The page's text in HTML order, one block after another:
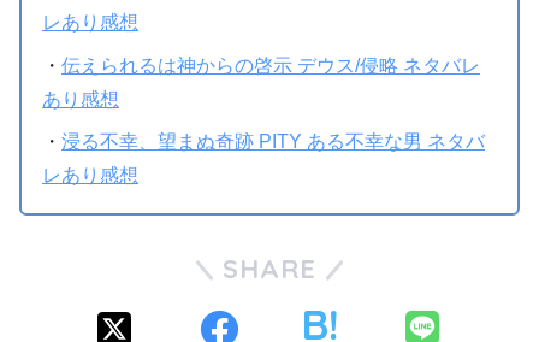
レあり感想
・伝えられるは神からの啓示 デウス/侵略 ネタバレ
あり感想
・浸る不幸、望まぬ奇跡 PITY ある不幸な男 ネタバ
レあり感想
SHARE